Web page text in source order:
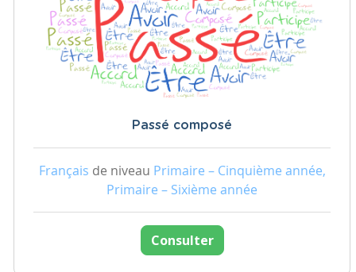
Passé composé
Français de niveau Primaire – Cinquième année,
Primaire – Sixième année
Consulter